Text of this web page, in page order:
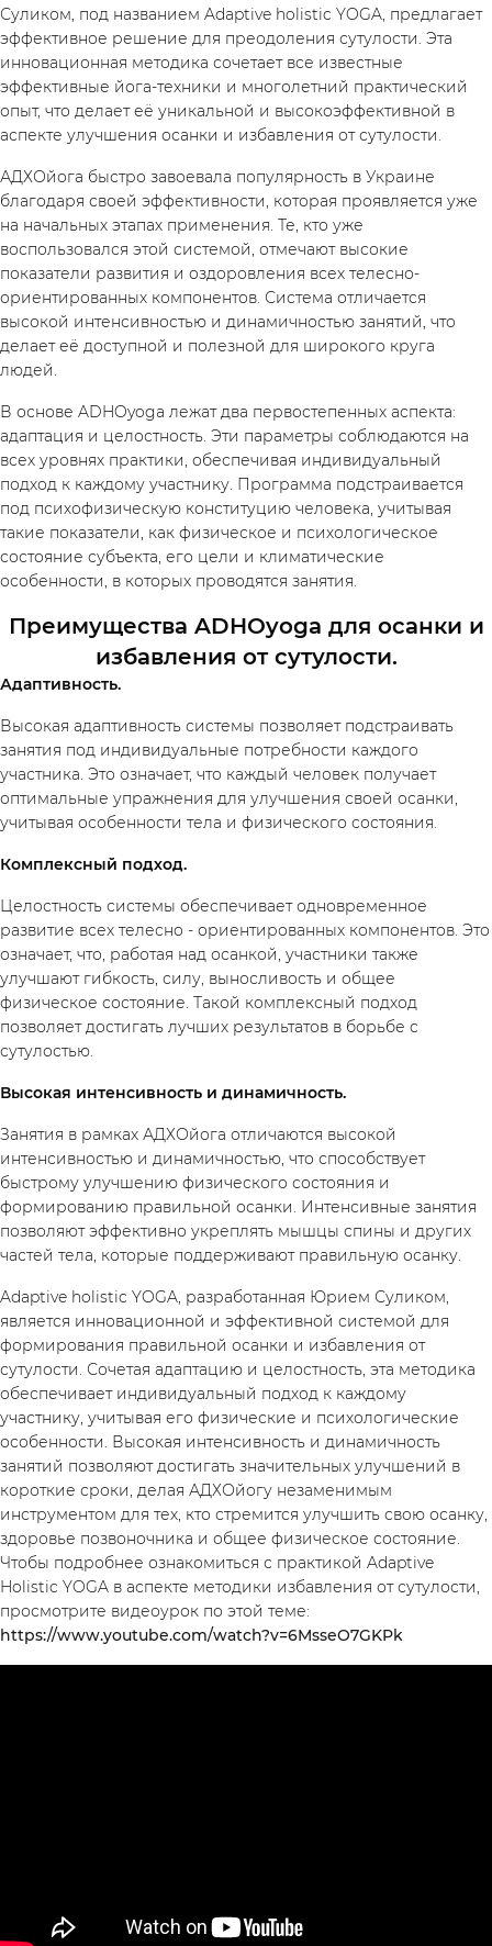
кабинет
/ Зарегистрируйся
Суликом, под названием Adaptive holistic YOGA, предлагает
эффективное решение для преодоления сутулости. Эта
инновационная методика сочетает все известные
эффективные йога-техники и многолетний практический
опыт, что делает её уникальной и высокоэффективной в
аспекте улучшения осанки и избавления от сутулости.
АДХОйога быстро завоевала популярность в Украине
благодаря своей эффективности, которая проявляется уже
на начальных этапах применения. Те, кто уже
воспользовался этой системой, отмечают высокие
показатели развития и оздоровления всех телесно-
ориентированных компонентов. Система отличается
высокой интенсивностью и динамичностью занятий, что
делает её доступной и полезной для широкого круга
людей.
В основе ADHOyoga лежат два первостепенных аспекта:
адаптация и целостность. Эти параметры соблюдаются на
всех уровнях практики, обеспечивая индивидуальный
подход к каждому участнику. Программа подстраивается
под психофизическую конституцию человека, учитывая
такие показатели, как физическое и психологическое
состояние субъекта, его цели и климатические
особенности, в которых проводятся занятия.
Преимущества ADHOyoga для осанки и
избавления от сутулости.
Адаптивность.
Высокая адаптивность системы позволяет подстраивать
занятия под индивидуальные потребности каждого
участника. Это означает, что каждый человек получает
оптимальные упражнения для улучшения своей осанки,
учитывая особенности тела и физического состояния.
Комплексный подход.
Целостность системы обеспечивает одновременное
развитие всех телесно - ориентированных компонентов. Это
означает, что, работая над осанкой, участники также
улучшают гибкость, силу, выносливость и общее
физическое состояние. Такой комплексный подход
позволяет достигать лучших результатов в борьбе с
сутулостью.
Высокая интенсивность и динамичность.
Занятия в рамках АДХОйога отличаются высокой
интенсивностью и динамичностью, что способствует
быстрому улучшению физического состояния и
формированию правильной осанки. Интенсивные занятия
позволяют эффективно укреплять мышцы спины и других
частей тела, которые поддерживают правильную осанку.
Adaptive holistic YOGA, разработанная Юрием Суликом,
является инновационной и эффективной системой для
формирования правильной осанки и избавления от
сутулости. Сочетая адаптацию и целостность, эта методика
обеспечивает индивидуальный подход к каждому
участнику, учитывая его физические и психологические
особенности. Высокая интенсивность и динамичность
занятий позволяют достигать значительных улучшений в
короткие сроки, делая АДХОйогу незаменимым
инструментом для тех, кто стремится улучшить свою осанку,
здоровье позвоночника и общее физическое состояние.
Чтобы подробнее ознакомиться с практикой Adaptive
Holistic YOGA в аспекте методики избавления от сутулости,
просмотрите видеоурок по этой теме:
https://www.youtube.com/watch?v=6MsseO7GKPk